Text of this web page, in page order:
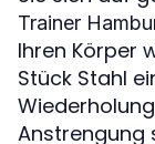
Trainer
Ihren Körper
Stück Stahl
Anstrengung